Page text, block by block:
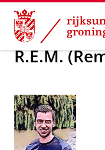
Skip
Content
Skip
Navigation
Over ons
R.E.M.